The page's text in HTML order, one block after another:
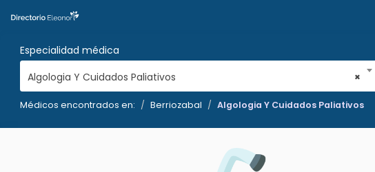
Especialidad médica
×
Algologia Y Cuidados Paliativos
Médicos encontrados en: Berriozabal Algologia Y Cuidados Paliativos